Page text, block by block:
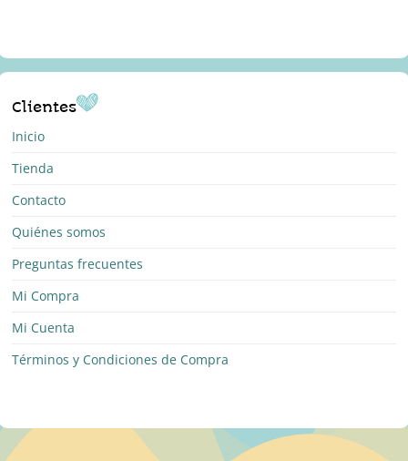
Clientes
Inicio
Tienda
Contacto
Quiénes somos
Preguntas frecuentes
Mi Compra
Mi Cuenta
Términos y Condiciones de Compra